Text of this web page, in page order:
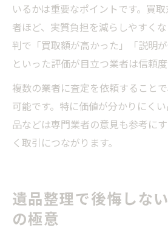
いるかは重要なポイントです。買
者ほど、実質負担を減らしやすく
判で「買取額が高かった」「説明が
といった評価が目立つ業者は信頼度
複数の業者に査定を依頼すること
可能です。特に価値が分かりにく
品などは専門業者の意見も参考に
く取引につながります。
遺品整理で後悔しな
の極意